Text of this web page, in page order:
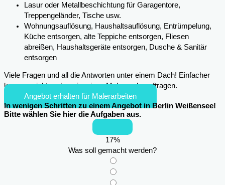
Lasur oder Metallbeschichtung für Garagentore,
Treppengeländer, Tische usw.
Wohnungsauflösung, Haushaltsauflösung, Entrümpelung,
Küche entsorgen, alte Teppiche entsorgen, Fliesen
abreißen, Haushaltsgeräte entsorgen, Dusche & Sanitär
entsorgen
Viele Fragen und all die Antworten unter einem Dach! Einfacher
kann es nicht mehr sein, einen Maler zu beauftragen.
Angebot erhalten für Malerarbeiten
In wenigen Schritten zu einem Angebot in Berlin Weißensee!
Bitte wählen Sie hier die Aufgaben aus.
17%
Was soll gemacht werden?